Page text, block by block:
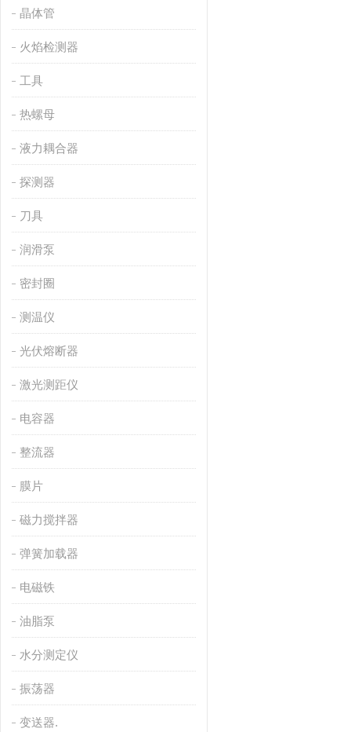
晶体管
火焰检测器
工具
热螺母
液力耦合器
探测器
刀具
润滑泵
密封圈
测温仪
光伏熔断器
激光测距仪
电容器
整流器
膜片
磁力搅拌器
弹簧加载器
电磁铁
油脂泵
水分测定仪
振荡器
变送器.